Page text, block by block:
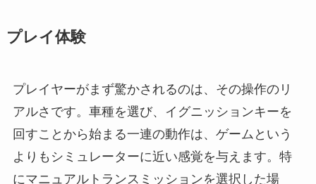
プレイ体験
プレイヤーがまず驚かされるのは、その操作のリ
アルさです。車種を選び、イグニッションキーを
回すことから始まる一連の動作は、ゲームという
よりもシミュレーターに近い感覚を与えます。特
にマニュアルトランスミッションを選択した場